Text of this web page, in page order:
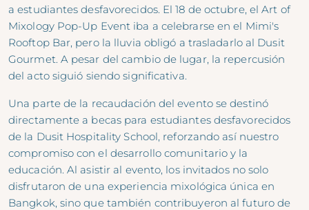
a estudiantes desfavorecidos. El 18 de octubre, el Art of
Mixology Pop-Up Event iba a celebrarse en el Mimi's
Rooftop Bar, pero la lluvia obligó a trasladarlo al Dusit
Gourmet. A pesar del cambio de lugar, la repercusión
del acto siguió siendo significativa.
Una parte de la recaudación del evento se destinó
directamente a becas para estudiantes desfavorecidos
de la Dusit Hospitality School, reforzando así nuestro
compromiso con el desarrollo comunitario y la
educación. Al asistir al evento, los invitados no solo
disfrutaron de una experiencia mixológica única en
Bangkok, sino que también contribuyeron al futuro de